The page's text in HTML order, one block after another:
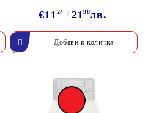
€1124 2198лв.